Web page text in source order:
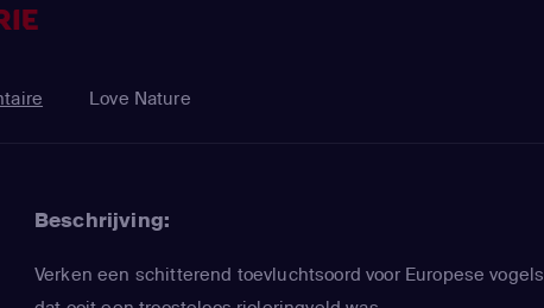
Love Nature
Beschrijving:
Verken een schitterend toevluchtsoord voor Europese vogels